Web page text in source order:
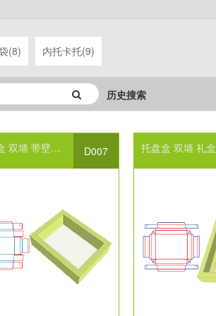
(8) 内托卡托(9)
历史搜索
双墙带壁厚 电子产品包装设计托盘纸盒包装
D007 托盘盒双墙礼盒包装设计